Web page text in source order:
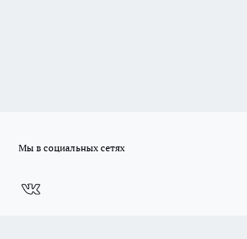
Мы в социальных сетях